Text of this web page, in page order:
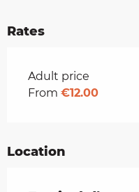
Rates
Rates 2026
Adult price
From €12.00
Location